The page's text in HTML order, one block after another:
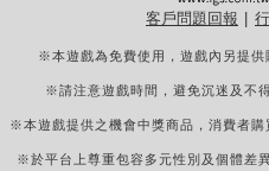
客戶問題回報
※本遊戲為免費使用，遊戲內另提供
※請注意遊戲時間，避免沉迷及不
※本遊戲提供之機會中獎商品，消費者購
※於平台上尊重包容多元性別及個體差